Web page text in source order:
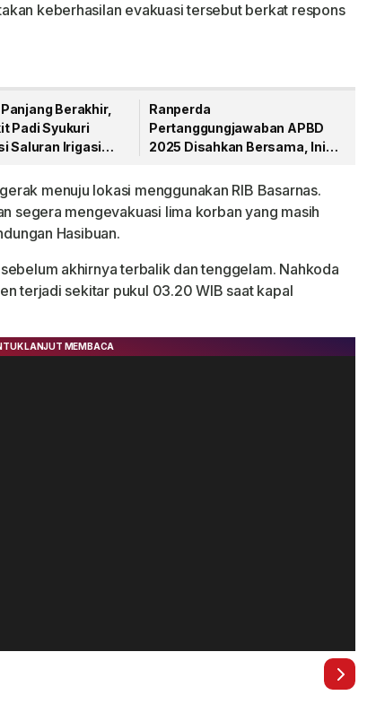
keberhasilan evakuasi tersebut berkat respons
Berakhir,
Padi Syukuri
Saluran Irigasi
Ranperda
Pertanggungjawaban APBD
2025 Disahkan Bersama, Ini
menuju lokasi menggunakan RIB Basarnas.
segera mengevakuasi lima korban yang masih
Hasibuan.
akhirnya terbalik dan tenggelam. Nahkoda
terjadi sekitar pukul 03.20 WIB saat kapal